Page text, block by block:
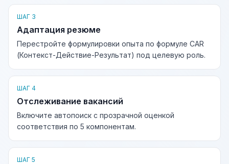
ШАГ 3
Адаптация резюме
Перестройте формулировки опыта по формуле CAR
(Контекст-Действие-Результат) под целевую роль.
ШАГ 4
Отслеживание вакансий
Включите автопоиск с прозрачной оценкой
соответствия по 5 компонентам.
ШАГ 5